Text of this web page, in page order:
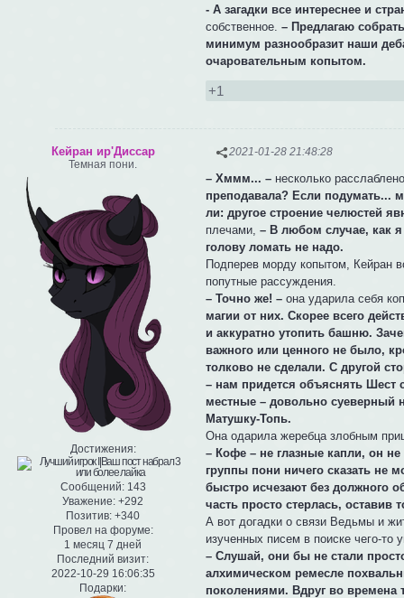
- А загадки все интереснее и
собственное.– Предлагаю
минимум разнообразит наши
очаровательным копытом.
+1
2021-01-28 21:48:28
Кейран ир'Диссар
Темная пони.
Достижения:
Сообщений:143
Уважение: +292
Позитив: +340
Провел на форуме:
1 месяц 7 дней
Последний визит:
2022-10-29 16:06:35
Подарки:
– Хммм... – несколько
преподавала? Если подумать...
ли: другое строение челюстей
плечами, – В любом случае, как
голову ломать не надо.
Подперев морду копытом, Кейран
попутные рассуждения.
– Точно же! – она ударила себя
магии от них. Скорее всего
и аккуратно утопить башню.
важного или ценного не было,
толково не сделали. С другой
– нам придется объяснять Шест
местные – довольно суеверный
Матушку-Топь.
Она одарила жеребца злобным
– Кофе – не глазные капли, он
группы пони ничего сказать не
быстро исчезают без должного
часть просто стерлась,
А вот догадки о связи Ведьмы и
изученных писем в поиске чего-
– Слушай, они бы не стали
алхимическом ремесле
поколениями. Вдруг во времена